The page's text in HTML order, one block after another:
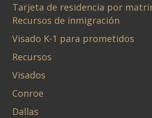
Tarjeta de residencia por
Recursos de inmigración
Visado K-1 para prometidos
Recursos
Visados
Conroe
Dallas